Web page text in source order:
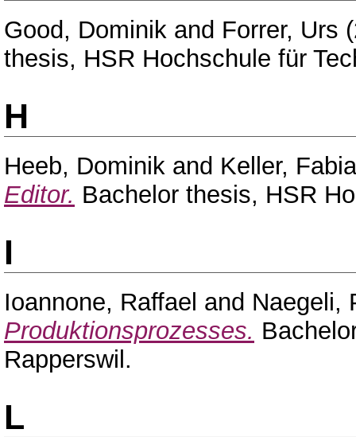
Good, Dominik and Forrer, Urs
thesis, HSR Hochschule für
H
Heeb, Dominik and Keller,
Editor. Bachelor thesis, HSR
I
Ioannone, Raffael and Naegeli,
Produktionsprozesses.
Rapperswil.
L